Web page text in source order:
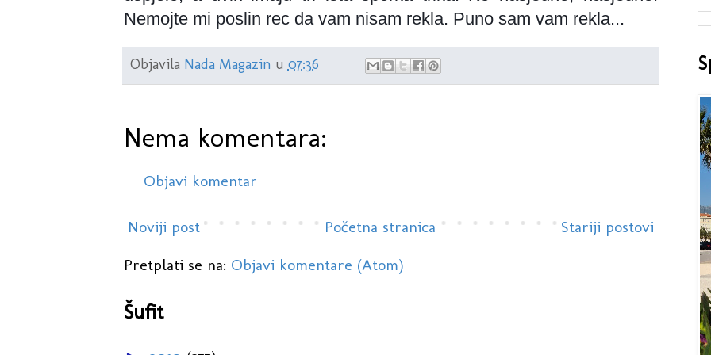
Nemojte mi poslin rec da vam nisam rekla. Puno sam vam rekla...
Objavila Nada Magazin u 07:36
Nema komentara:
Objavi komentar
Noviji post Stariji postovi
Početna stranica
Pretplati se na: Objavi komentare (Atom)
Šufit